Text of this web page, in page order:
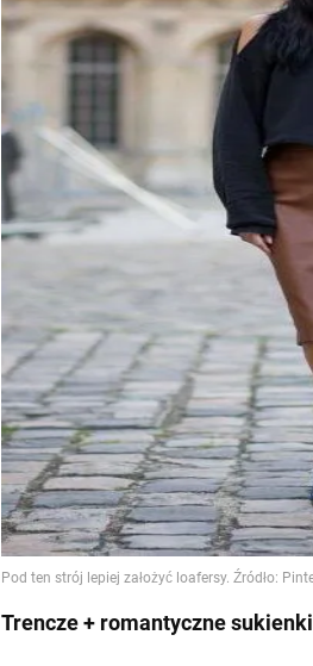
Trencze + romantyczne sukienki